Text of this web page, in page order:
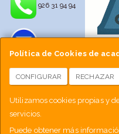
Política de Cookies de
CONFIGURAR RECHAZAR
Utilizamos cookies propias y
servicios.
Puede obtener más
926 31 94 94